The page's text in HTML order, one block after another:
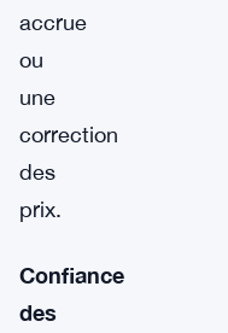
accrue
ou
une
correction
des
prix.
Confiance
des